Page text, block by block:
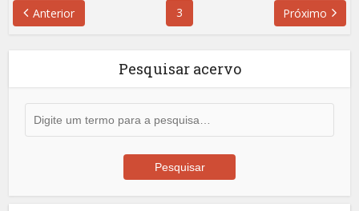
Anterior 3 Próximo
Pesquisar acervo